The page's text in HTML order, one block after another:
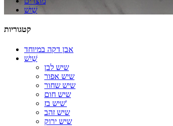
שַׁיִשׁ
קטגוריות
אבן דקה במיוחד
שַׁיִשׁ
שיש לבן
שיש אפור
שיש שחור
שיש חום
שיש בז'
שיש זהב
שיש ירוק